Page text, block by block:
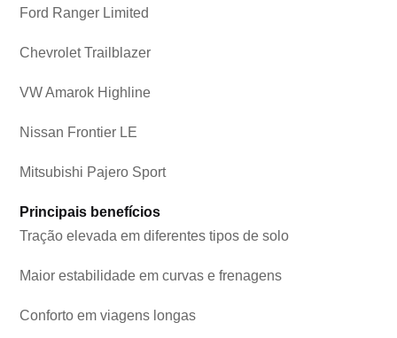
Ford Ranger Limited
Chevrolet Trailblazer
VW Amarok Highline
Nissan Frontier LE
Mitsubishi Pajero Sport
Principais benefícios
Tração elevada em diferentes tipos de solo
Maior estabilidade em curvas e frenagens
Conforto em viagens longas